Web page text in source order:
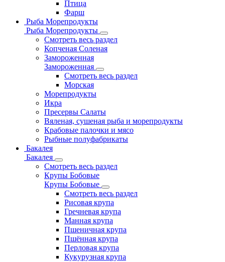
Птица
Фарш
Рыба Морепродукты
Рыба Морепродукты
Смотреть весь раздел
Копченая Соленая
Замороженная
Замороженная
Смотреть весь раздел
Морская
Морепродукты
Икра
Пресервы Салаты
Вяленая, сушеная рыба и морепродукты
Крабовые палочки и мясо
Рыбные полуфабрикаты
Бакалея
Бакалея
Смотреть весь раздел
Крупы Бобовые
Крупы Бобовые
Смотреть весь раздел
Рисовая крупа
Гречневая крупа
Манная крупа
Пшеничная крупа
Пшённая крупа
Перловая крупа
Кукурузная крупа